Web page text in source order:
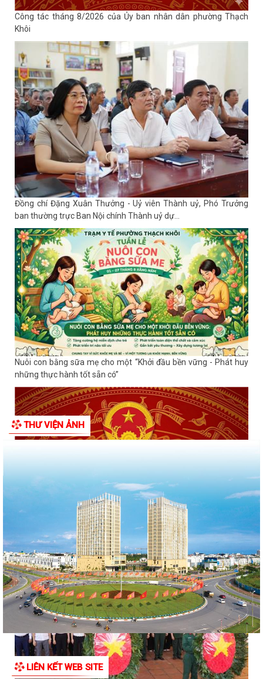
Công tác tháng 8/2026 của Ủy ban nhân dân phường Thạch
Khôi
Đồng chí Đặng Xuân Thưởng - Uỷ viên Thành uỷ, Phó Trưởng
ban thường trực Ban Nội chính Thành uỷ dự...
Nuôi con bằng sữa mẹ cho một “Khởi đầu bền vững - Phát huy
những thực hành tốt sẵn có”
Về việc thay đổi địa danh trên bảng hiệu tại các Nhà Văn hoá và
tăng cường công tác quản lý hoạt...
THƯ VIỆN ẢNH
LIÊN KẾT WEB SITE